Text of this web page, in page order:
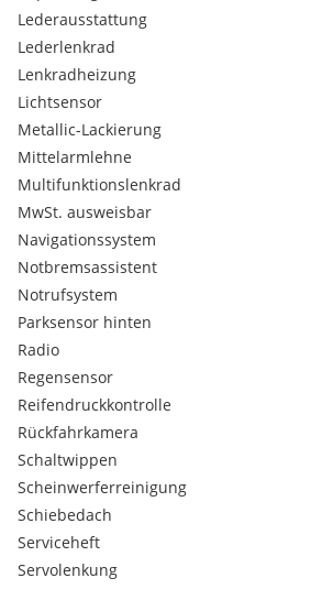
Lederausstattung
Lederlenkrad
Lenkradheizung
Lichtsensor
Metallic-Lackierung
Mittelarmlehne
Multifunktionslenkrad
MwSt. ausweisbar
Navigationssystem
Notbremsassistent
Notrufsystem
Parksensor hinten
Radio
Regensensor
Reifendruckkontrolle
Rückfahrkamera
Schaltwippen
Scheinwerferreinigung
Schiebedach
Serviceheft
Servolenkung